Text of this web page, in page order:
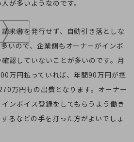
ログイン
が多いようなのです。
求書を発行せず、自動引き落としな
いので、企業側もオーナーがインボ
認していないことが多いのです。月
万円払っていれば、年間90万円が控
万円もの出費となります。オーナー
ンボイス登録をしてもらうよう働き
るなどの手を打った方がよいでしょ